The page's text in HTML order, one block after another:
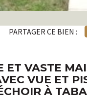
PARTAGER CE BIEN :
ET VASTE
VUE ET
À